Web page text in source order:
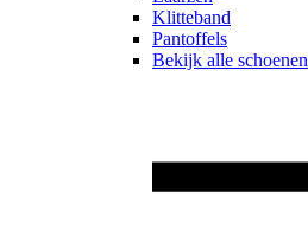
Klitteband
Pantoffels
Bekijk alle schoenen